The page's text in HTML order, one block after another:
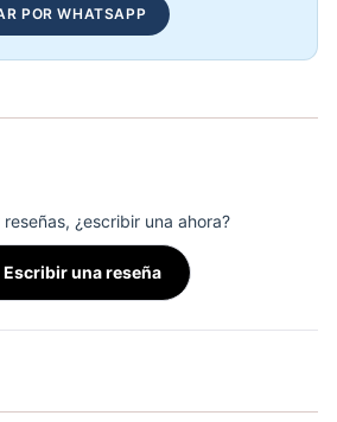
POR WHATSAPP
¿escribir una ahora?
Escribir una reseña(Se
abre
en
nueva